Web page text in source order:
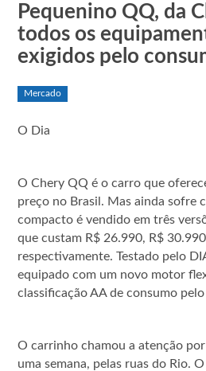
Pequenino QQ, da
todos os
exigidos pelo
Mercado
O Dia
O Chery QQ é o carro que
preço no Brasil. Mas ainda sofre
compacto é vendido em três
que custam R$ 26.990, R$
respectivamente. Testado pelo
equipado com um novo motor
classificação AA de consumo
O carrinho chamou a atenção
uma semana, pelas ruas do Rio.